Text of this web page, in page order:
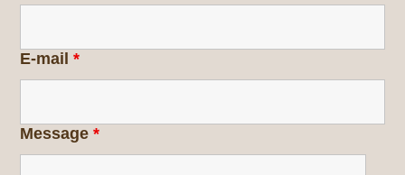
E-mail*
Message*